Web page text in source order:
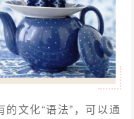
文化“语法”，可以通